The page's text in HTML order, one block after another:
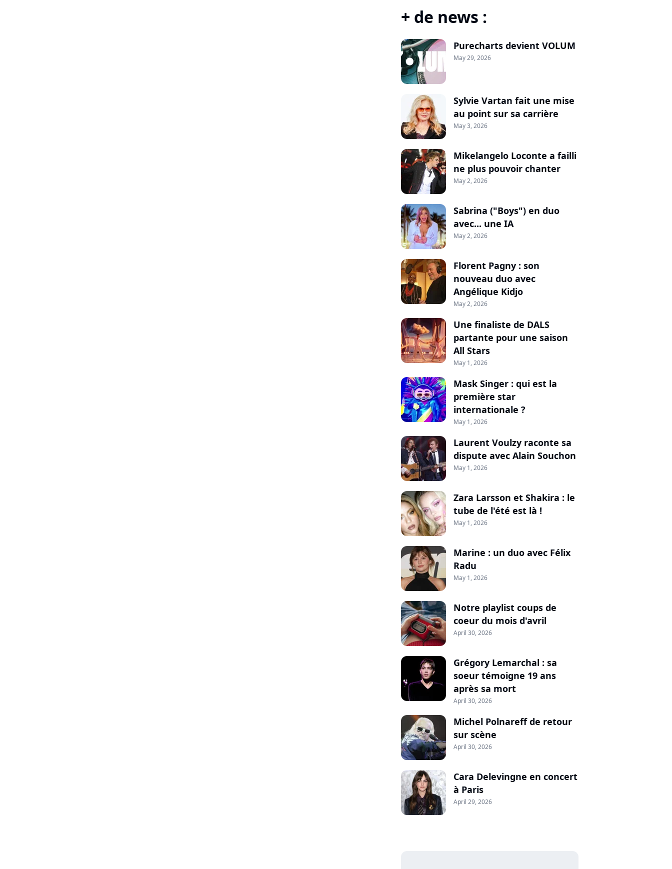
+ de news :
Purecharts devient VOLUM
May 29, 2026
Sylvie Vartan fait une mise
au point sur sa carrière
May 3, 2026
Mikelangelo Loconte a failli
ne plus pouvoir chanter
May 2, 2026
Sabrina ("Boys") en duo
avec... une IA
May 2, 2026
Florent Pagny : son
nouveau duo avec
Angélique Kidjo
May 2, 2026
Une finaliste de DALS
partante pour une saison
All Stars
May 1, 2026
Mask Singer : qui est la
première star
internationale ?
May 1, 2026
Laurent Voulzy raconte sa
dispute avec Alain Souchon
May 1, 2026
Zara Larsson et Shakira : le
tube de l'été est là !
May 1, 2026
Marine : un duo avec Félix
Radu
May 1, 2026
Notre playlist coups de
coeur du mois d'avril
April 30, 2026
Grégory Lemarchal : sa
soeur témoigne 19 ans
après sa mort
April 30, 2026
Michel Polnareff de retour
sur scène
April 30, 2026
Cara Delevingne en concert
à Paris
April 29, 2026